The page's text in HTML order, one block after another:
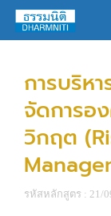
การบริห
จัดการอ
วิกฤต
รหัสหลักสูตร : 21/